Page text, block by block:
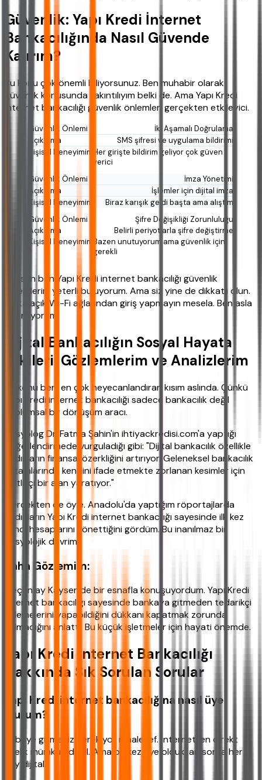
Güvenlik: Yapı Kredi İnternet
Bankacılığında Nasıl Güvende
Kalırım?
Bu konu çok önemli biliyorsunuz. Ben muhabir olarak
güvenlik konusunda takıntılıyım belki de. Ama Yapı Kredi
internet bankacılığı güvenlik önlemleri gerçekten etkileyici.
İki Aşamalı Doğrulama
SMS şifresi ve uygulama bildirimi
Her girişte bildirim geliyor çok güven
verici
İmza Yönetimi
İşlemler için dijital imza
Biraz karışık geldi başta ama alıştım
Şifre Değişikliği Zorunluluğu
Belirli periyotlarla şifre değiştirme
Bazen unutuyorum ama güvenlik için
gerekli
Şahsen ben Yapı Kredi internet bankacılığı güvenlik
önlemlerini yeterli buluyorum. Ama siz yine de dikkatli olun.
Halka açık Wi-Fi ağlarından giriş yapmayın mesela. Ben asla
yapmıyorum.
Dijital Bankacılığın Sosyal Hayata
Etkileri: Gözlemlerim ve Analizlerim
Bu konu beni en çok heyecanlandıran kısım aslında. Çünkü
Yapı Kredi internet bankacılığı sadece bankacılık değil
toplumsal bir dönüşüm aracı.
Sosyolog Dr. Fatma Şahin'in ihtiyackredisi.com'a yaptığı
değerlendirmede vurguladığı gibi: "Dijital bankacılık özellikle
kadınların finansal özerkliğini artırıyor. Geleneksel bankacılık
ortamlarında kendini ifade etmekte zorlanan kesimler için
eşitlikçi bir alan yaratıyor."
Gerçekten de öyle. Anadolu'da yaptığım röportajlarda
kadınların Yapı Kredi internet bankacılığı sayesinde ilk kez
kendi hesaplarını yönettiğini gördüm. Bu inanılmaz bir
sosyolojik devrim.
Saha Gözlemim:
Geçen ay Kayseri'de bir esnafla konuşuyordum. Yapı Kredi
internet bankacılığı sayesinde bankaya gitmeden tedarikçi
ödemelerini yapabildiğini dükkanı kapatmak zorunda
kalmadığını anlattı. Bu küçük işletmeler için hayati önemde.
Yapı Kredi İnternet Bankacılığı
Hakkında Sık Sorulan Sorular
Yapı Kredi internet bankacılığına nasıl üye
olurum?
Şubeye gitmeniz gerekiyor maalesef. İnternetten direkt
üyelik mümkün değil. Ama bir kez üye olduktan sonra her
şey dijital.